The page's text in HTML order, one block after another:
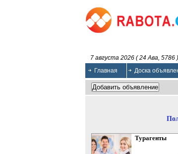
7 августа 2026 ( 24 Ава, 5786
Главная
Доска
Турагенты